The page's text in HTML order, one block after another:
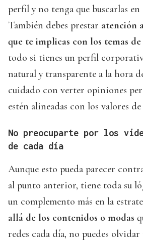
perfil y no tenga que buscarlas
También debes prestar atención
que te implicas con los temas
todo si tienes un perfil
natural y transparente a la hora
cuidado con verter opiniones
estén alineadas con los valores
No preocuparte por los
de cada día
Aunque esto pueda parecer
al punto anterior, tiene toda su
un complemento más en la
allá de los contenidos o modas
redes cada día, no puedes